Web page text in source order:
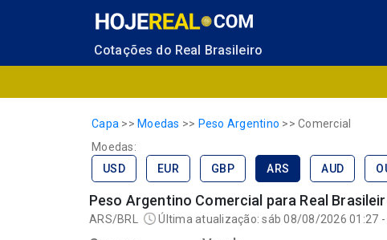
Cotações do Real Brasileiro
Capa >> Moedas >> Peso Argentino >> Comercial
Moedas:
USD
EUR GBP ARS AUD
Peso Argentino Comercial para Real
ARS/BRL Última atualização: sáb 08/08/2026 01:27 -